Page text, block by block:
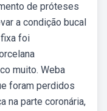
de próteses
a condição bucal
foi
muito. Weba
foram perdidos
na parte coronária,